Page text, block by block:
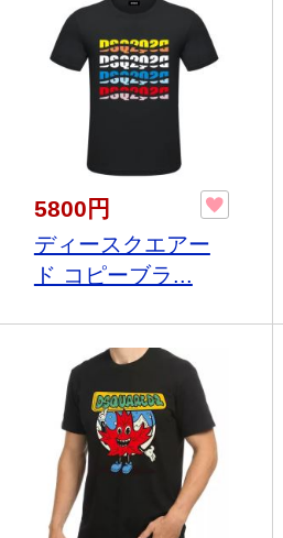
5800円
ディースクエアー
ド コピーブラ...